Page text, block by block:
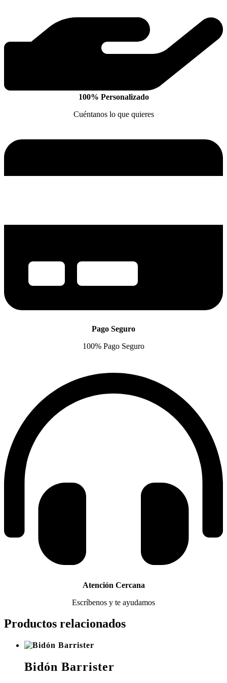
100% Personalizado
Cuéntanos lo que quieres
Pago Seguro
100% Pago Seguro
Atención Cercana
Escríbenos y te ayudamos
Productos relacionados
Bidón Barrister